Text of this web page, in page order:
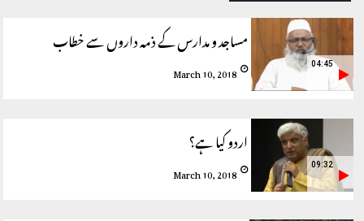
مساجد و مدارس کے ذمہ داروں سے خطاب
March 10, 2018 04:45
اردو کیا ہے؟
March 10, 2018 09:32